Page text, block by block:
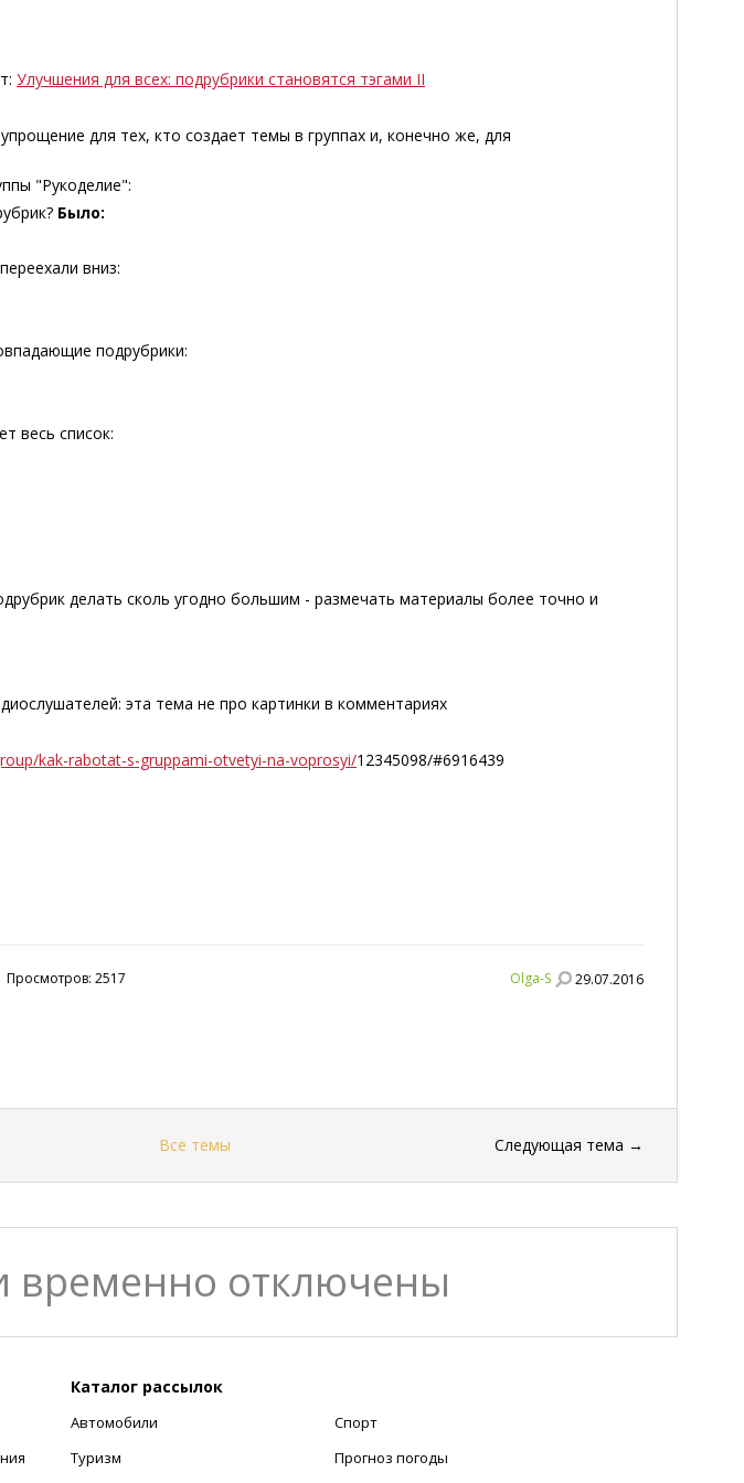
Улучшения для всех: подрубрики становятся тэгами II
для тех, кто создает темы в группах и, конечно же, для
"Рукоделие":
Было:
вниз:
подрубрики:
весь список:
делать сколь угодно большим - размечать материалы более точно и
эта тема не про картинки в комментариях
kak-rabotat-s-gruppami-otvetyi-na-voprosyi/12345098/#6916439
Olga-S 29.07.2016
Просмотров: 2517
Все темы Следующая тема →
временно отключены
Каталог рассылок
Автомобили
Туризм
Спорт
Прогноз погоды